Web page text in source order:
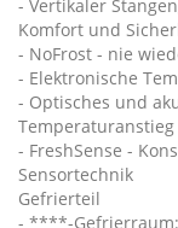
- Vertikaler
Komfort und
- NoFrost - nie
- Elektronische
- Optisches und
Temperaturanstieg
- FreshSense -
Sensortechnik
Gefrierteil
- ****-